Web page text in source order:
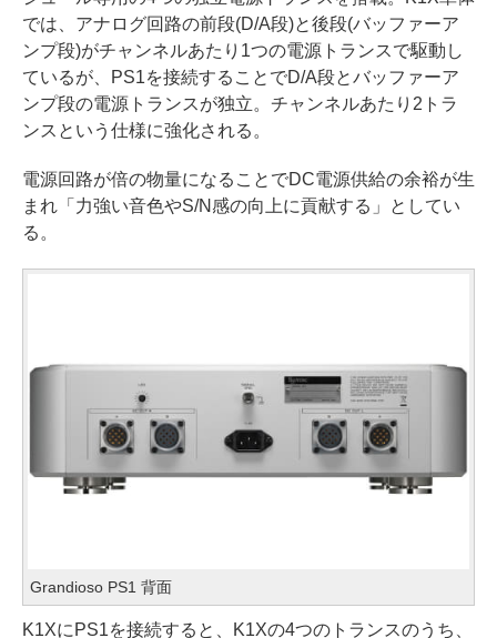
では、アナログ回路の前段(D/A段)と後段(バッファーア
ンプ段)がチャンネルあたり1つの電源トランスで駆動し
ているが、PS1を接続することでD/A段とバッファーア
ンプ段の電源トランスが独立。チャンネルあたり2トラ
ンスという仕様に強化される。
電源回路が倍の物量になることでDC電源供給の余裕が生
まれ「力強い音色やS/N感の向上に貢献する」としてい
る。
Grandioso PS1 背面
K1XにPS1を接続すると、K1Xの4つのトランスのうち、